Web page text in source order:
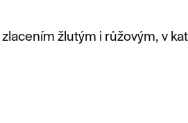
žlutým i růžovým, v